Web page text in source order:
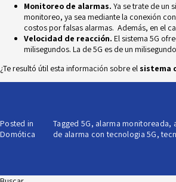
Monitoreo de alarmas. Ya se trate de un
monitoreo, ya sea mediante la conexión
costos por falsas alarmas. Además, en el
Velocidad de reacción. El sistema 5G
milisegundos. La de 5G es de un
¿Te resultó útil esta información sobre el sistema
Posted in
Domótica
Tagged5G, alarma monitoreada,
de alarma con tecnologia 5G,